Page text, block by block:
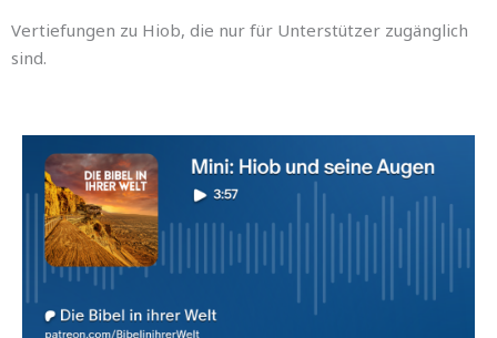
Vertiefungen zu Hiob, die nur für Unterstützer zugänglich
sind.